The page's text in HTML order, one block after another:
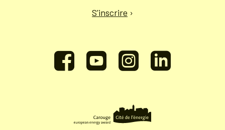
S'inscrire ›